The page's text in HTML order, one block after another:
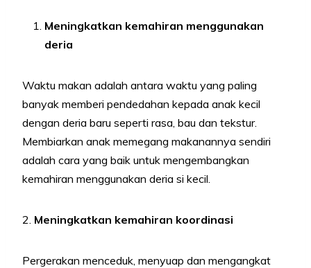
Meningkatkan kemahiran menggunakan
deria
Waktu makan adalah antara waktu yang paling
banyak memberi pendedahan kepada anak kecil
dengan deria baru seperti rasa, bau dan tekstur.
Membiarkan anak memegang makanannya sendiri
adalah cara yang baik untuk mengembangkan
kemahiran menggunakan deria si kecil.
2. Meningkatkan kemahiran koordinasi
Pergerakan menceduk, menyuap dan mengangkat